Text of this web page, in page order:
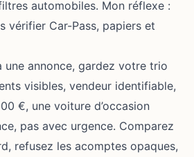
automobiles. Mon réflexe :
vérifier Car-Pass, papiers et
une annonce, gardez votre trio
visibles, vendeur identifiable,
€, une voiture d’occasion
pas avec urgence. Comparez
refusez les acomptes opaques,